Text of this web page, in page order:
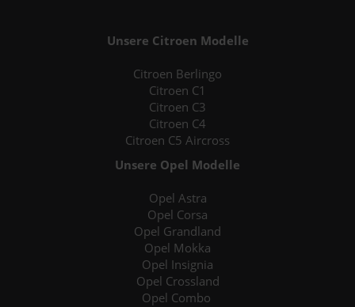
Unsere Citroen Modelle
Citroen Berlingo
Citroen C1
Citroen C3
Citroen C4
Citroen C5 Aircross
Unsere Opel Modelle
Opel Astra
Opel Corsa
Opel Grandland
Opel Mokka
Opel Insignia
Opel Crossland
Opel Combo